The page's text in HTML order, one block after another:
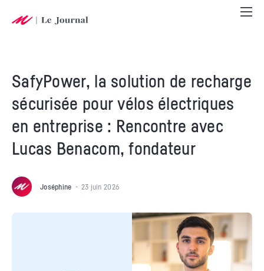
SafyPower, la solution de recharge
sécurisée pour vélos électriques
en entreprise : Rencontre avec
Lucas Benacom, fondateur
Joséphine 23 juin 2026